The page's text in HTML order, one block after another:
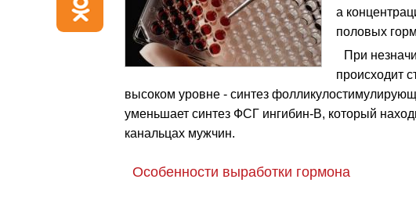
а
половых
При
происходит
высоком уровне - синтез
уменьшает синтез ФСГ ингибин-В, который
канальцах мужчин.
Особенности выработки гормона